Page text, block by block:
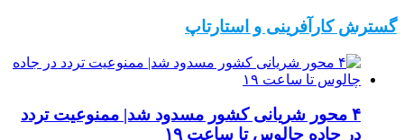
گسترش کارآفرینی و استارتاپ
۴ محور شریانی کشور مسدود شد| ممنوعیت تردد
در جاده چالوس تا ساعت ۱۹